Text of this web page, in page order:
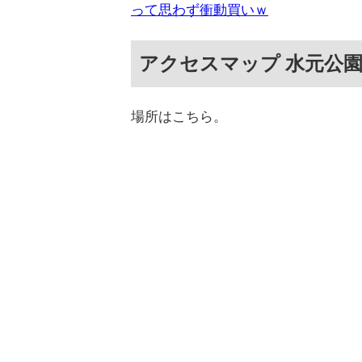
って思わず衝動買いｗ
アクセスマップ 水元公園
場所はこちら。